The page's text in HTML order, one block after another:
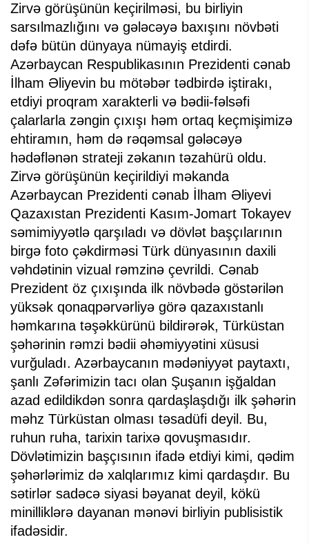
Zirvə görüşünün keçirilməsi, bu birliyin
sarsılmazlığını və gələcəyə baxışını növbəti
dəfə bütün dünyaya nümayiş etdirdi.
Azərbaycan Respublikasının Prezidenti cənab
İlham Əliyevin bu mötəbər tədbirdə iştirakı,
etdiyi proqram xarakterli və bədii-fəlsəfi
çalarlarla zəngin çıxışı həm ortaq keçmişimizə
ehtiramın, həm də rəqəmsal gələcəyə
hədəflənən strateji zəkanın təzahürü oldu.
Zirvə görüşünün keçirildiyi məkanda
Azərbaycan Prezidenti cənab İlham Əliyevi
Qazaxıstan Prezidenti Kasım-Jomart Tokayev
səmimiyyətlə qarşıladı və dövlət başçılarının
birgə foto çəkdirməsi Türk dünyasının daxili
vəhdətinin vizual rəmzinə çevrildi. Cənab
Prezident öz çıxışında ilk növbədə göstərilən
yüksək qonaqpərvərliyə görə qazaxıstanlı
həmkarına təşəkkürünü bildirərək, Türküstan
şəhərinin rəmzi bədii əhəmiyyətini xüsusi
vurğuladı. Azərbaycanın mədəniyyət paytaxtı,
şanlı Zəfərimizin tacı olan Şuşanın işğaldan
azad edildikdən sonra qardaşlaşdığı ilk şəhərin
məhz Türküstan olması təsadüfi deyil. Bu,
ruhun ruha, tarixin tarixə qovuşmasıdır.
Dövlətimizin başçısının ifadə etdiyi kimi, qədim
şəhərlərimiz də xalqlarımız kimi qardaşdır. Bu
sətirlər sadəcə siyasi bəyanat deyil, kökü
minilliklərə dayanan mənəvi birliyin publisistik
ifadəsidir.